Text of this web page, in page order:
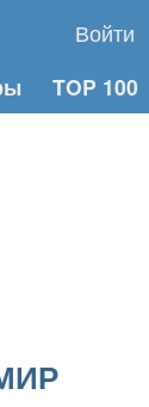
Войти
TOP 100